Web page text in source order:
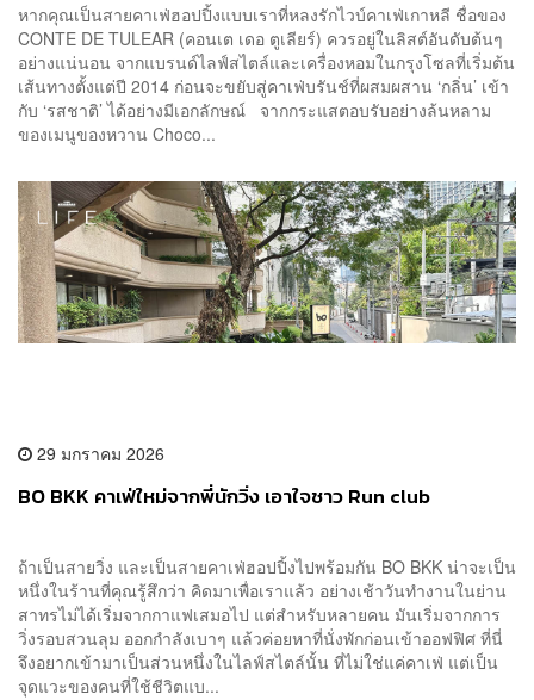
หากคุณเป็นสายคาเฟ่ฮอปปิ้งแบบเราที่หลงรักไวบ์คาเฟ่เกาหลี ชื่อของ
CONTE DE TULEAR (คอนเต เดอ ตูเลียร์) ควรอยู่ในลิสต์อันดับต้นๆ
อย่างแน่นอน จากแบรนด์ไลฟ์สไตล์และเครื่องหอมในกรุงโซลที่เริ่มต้น
เส้นทางตั้งแต่ปี 2014 ก่อนจะขยับสู่คาเฟ่บรันช์ที่ผสมผสาน ‘กลิ่น’ เข้า
กับ ‘รสชาติ’ ได้อย่างมีเอกลักษณ์ จากกระแสตอบรับอย่างล้นหลาม
ของเมนูของหวาน Choco...
29 มกราคม 2026
BO BKK คาเฟ่ใหม่จากพี่นักวิ่ง เอาใจชาว Run club
ถ้าเป็นสายวิ่ง และเป็นสายคาเฟ่ฮอปปิ้งไปพร้อมกัน BO BKK น่าจะเป็น
หนึ่งในร้านที่คุณรู้สึกว่า คิดมาเพื่อเราแล้ว อย่างเช้าวันทำงานในย่าน
สาทรไม่ได้เริ่มจากกาแฟเสมอไป แต่สำหรับหลายคน มันเริ่มจากการ
วิ่งรอบสวนลุม ออกกำลังเบาๆ แล้วค่อยหาที่นั่งพักก่อนเข้าออฟฟิศ ที่นี่
จึงอยากเข้ามาเป็นส่วนหนึ่งในไลฟ์สไตล์นั้น ที่ไม่ใช่แค่คาเฟ่ แต่เป็น
จุดแวะของคนที่ใช้ชีวิตแบ...